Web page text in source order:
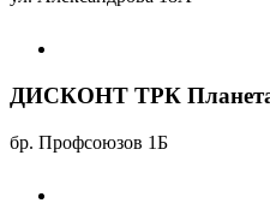
ДИСКОНТ ТРК
бр. Профсоюзов 1Б